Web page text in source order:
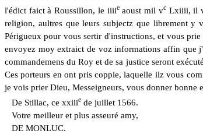
l'édict faict à Roussillon, le iiiieaoust mil vcLxiiii, il
religion, aultres que leurs subjectz que librement
Périgueux pour vous sertir d'instructions, et vous
envoyez moy extraict de voz informations affin que
commandemens du Roy et de sa justice seront
Ces porteurs en ont pris coppie, laquelle ilz vous
je vois prier Dieu, Messeigneurs, vous donner bonne
De Stillac, ce xxiiie de juillet 1566.
Votre meilleur et plus asseuré amy,
DE MONLUC.